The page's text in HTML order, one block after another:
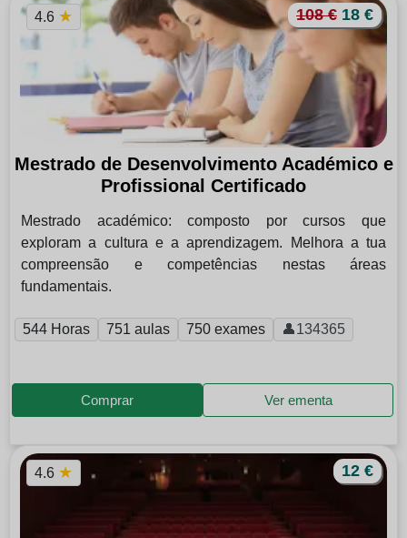
Mestrado de Desenvolvimento Académico e
Profissional Certificado
108 € 18 €
Mestrado académico: composto por cursos que
exploram a cultura e a aprendizagem. Melhora a tua
compreensão e competências nestas áreas
fundamentais.
4.6 ★
544 Horas 751 aulas 750 exames 👤134365
Comprar Ver ementa
12 €
4.6 ★